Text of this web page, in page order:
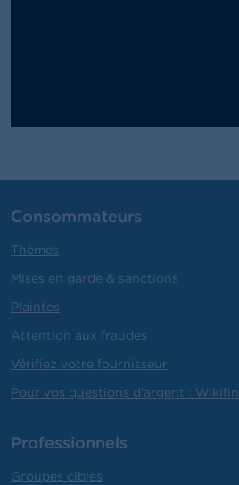
Consommateurs
Thèmes
Mises en garde & sanctions
Plaintes
Attention aux fraudes
Vérifiez votre fournisseur
Pour vos questions d'argent : Wikifin
Professionnels
Groupes cibles